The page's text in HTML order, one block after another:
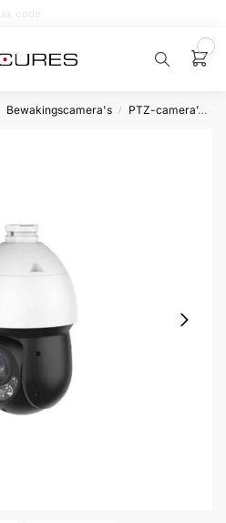
Bewakingscamera's / PTZ-camera’s